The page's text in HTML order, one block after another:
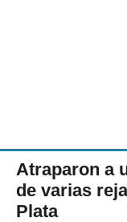
Atraparon a
de varias
Plata